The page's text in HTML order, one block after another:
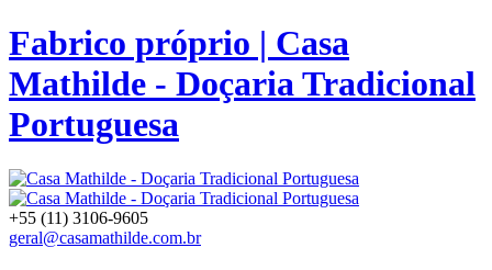
Fabrico próprio | Casa
Mathilde - Doçaria Tradicional
Portuguesa
+55 (11) 3106-9605
geral@casamathilde.com.br